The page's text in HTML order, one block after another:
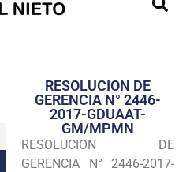
Transparencia
Seguridad
Programas
RESOLUCION DE
GERENCIA N° 2446-
2017-GDUAAT-
GM/MPMN
RESOLUCION DE
GERENCIA N° 2446-2017-